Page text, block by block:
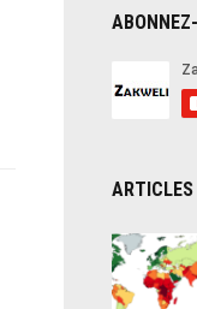
ARTICLES